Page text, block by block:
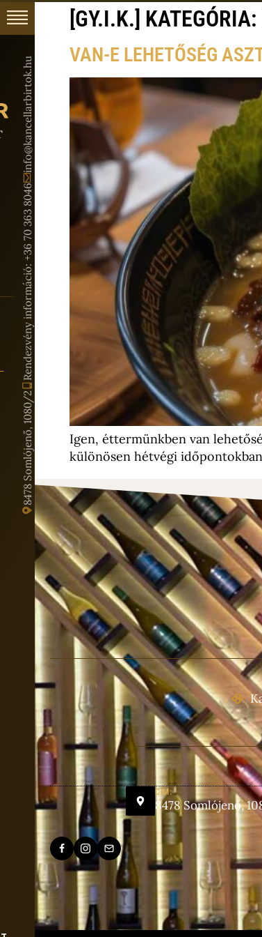
8478 Somlójenő, 1080/2
Rendezvény információ: +36 70 363 8046
info@kancellarbirtok.hu
[GY.I.K.] KATEGÓRIA:
VAN-E LEHETŐSÉG
Igen, éttermünkben van
különösen hétvégi
CÍM:
8478 Somlójenő,